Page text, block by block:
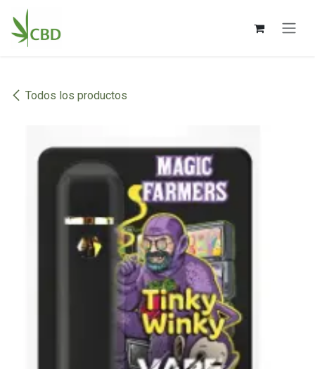
Ir al contenido
Todos los productos